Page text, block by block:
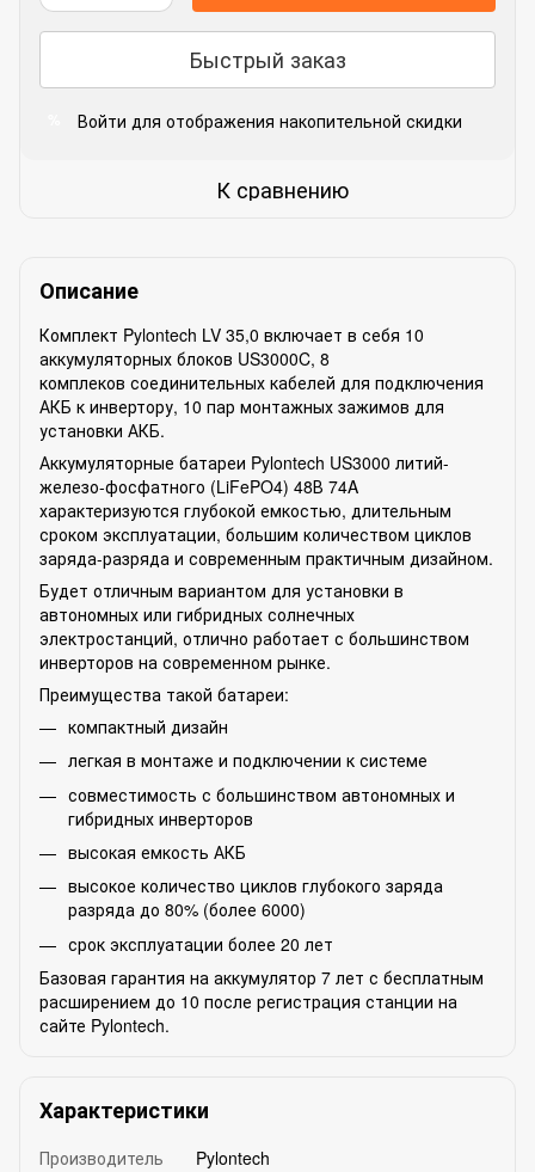
Быстрый заказ
Войти для отображения накопительной скидки
К сравнению
Описание
Комплект Pylontech LV 35,0 включает в себя 10
аккумуляторных блоков US3000C, 8
комплеков соединительных кабелей для подключения
АКБ к инвертору, 10 пар монтажных зажимов для
установки АКБ.
Аккумуляторные батареи Pylontech US3000 литий-
железо-фосфатного (LiFePO4) 48В 74A
характеризуются глубокой емкостью, длительным
сроком эксплуатации, большим количеством циклов
заряда-разряда и современным практичным дизайном.
Будет отличным вариантом для установки в
автономных или гибридных солнечных
электростанций, отлично работает с большинством
инверторов на современном рынке.
Преимущества такой батареи:
компактный дизайн
легкая в монтаже и подключении к системе
совместимость с большинством автономных и
гибридных инверторов
высокая емкость АКБ
высокое количество циклов глубокого заряда
разряда до 80% (более 6000)
срок эксплуатации более 20 лет
Базовая гарантия на аккумулятор 7 лет с бесплатным
расширением до 10 после регистрация станции на
сайте Pylontech.
Характеристики
Производитель
Pylontech